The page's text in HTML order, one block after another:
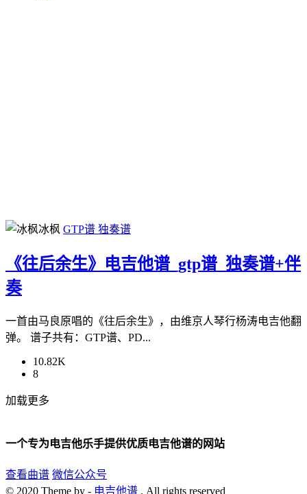
冰枫 GTP谱 独奏谱
《往后余生》电吉他谱_gtp谱_独奏谱+伴
奏
一首由马良原唱的《往后余生》，由维京人琴行杨涛电吉他翻
弹。 谱子共有：GTP谱、PD...
10.82K
8
加载更多
一个专为电吉他乐手提供优质电吉他谱的网站
查看曲谱 微信公众号
© 2020 Theme by - 电吉他谱 . All rights reserved